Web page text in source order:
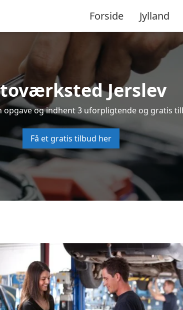
Forside Jylland
Jerslev
opgave og indhent 3 uforpligtende og gratis
Få et gratis tilbud her